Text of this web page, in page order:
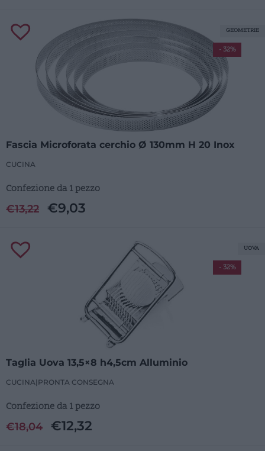
Fascia Microforata cerchio Ø 130mm H 20 Inox
CUCINA
Confezione da 1 pezzo
€13,22 €9,03
- 32%
GEOMETRIE
Taglia Uova 13,5×8 h4,5cm Alluminio
CUCINA| PRONTA CONSEGNA
Confezione da 1 pezzo
€18,04 €12,32
- 32%
UOVA